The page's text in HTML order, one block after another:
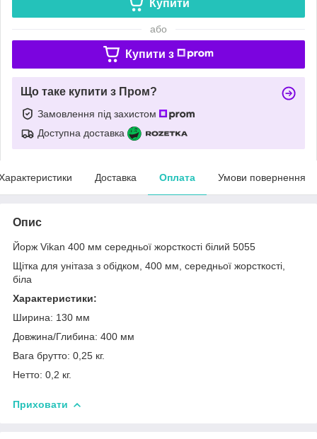
Купити
або
Купити з
Що таке купити з Пром?
Замовлення під захистом
Доступна доставка
Доставка Оплата Умови повернення
Опис
Йорж Vikan 400 мм середньої жорсткості білий 5055
Щітка для унітаза з обідком, 400 мм, середньої жорсткості,
біла
Характеристики:
Ширина: 130 мм
Довжина/Глибина: 400 мм
Вага брутто: 0,25 кг.
Нетто: 0,2 кг.
Приховати